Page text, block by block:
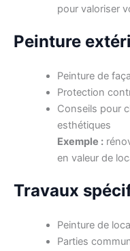
pour valoriser
Peinture
Peinture de
Protection
Conseils pour
esthétiques
Exemple :
en valeur de
Travaux
Peinture de
Parties